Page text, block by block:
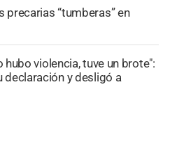
precarias “tumberas” en
hubo violencia, tuve un brote":
declaración y desligó a